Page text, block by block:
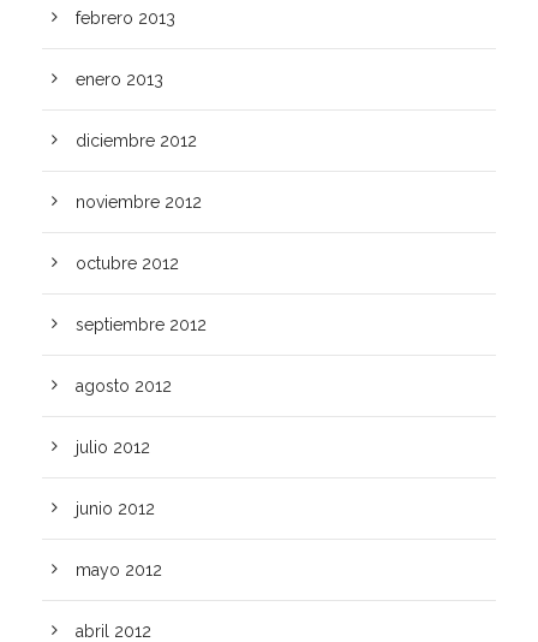
febrero 2013
enero 2013
diciembre 2012
noviembre 2012
octubre 2012
septiembre 2012
agosto 2012
julio 2012
junio 2012
mayo 2012
abril 2012